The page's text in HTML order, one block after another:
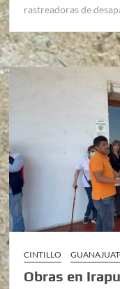
rastreadoras de
CINTILLO
Obras en